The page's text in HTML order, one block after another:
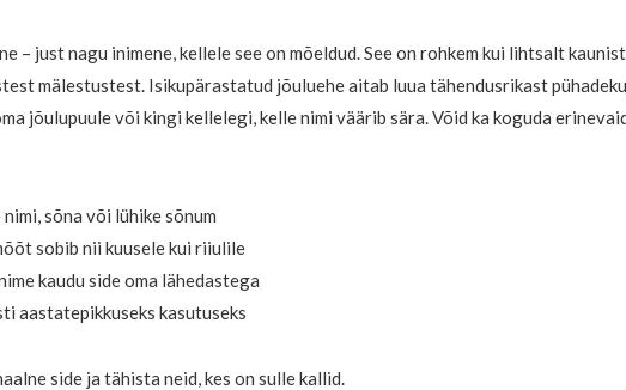
– just nagu inimene, kellele see on mõeldud. See on rohkem kui lihtsalt
mälestustest. Isikupärastatud jõuluehe aitab luua tähendusrikast
jõulupuule või kingi kellelegi, kelle nimi väärib sära. Võid ka koguda
sõna või lühike sõnum
sobib nii kuusele kui riiulile
kaudu side oma lähedastega
aastatepikkuseks kasutuseks
side ja tähista neid, kes on sulle kallid.